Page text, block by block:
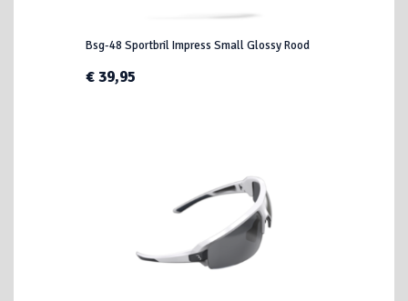
Bsg-48 Sportbril Impress Small Glossy Rood
€ 39,95